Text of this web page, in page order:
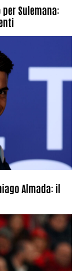
Sulemana:
Almada: il